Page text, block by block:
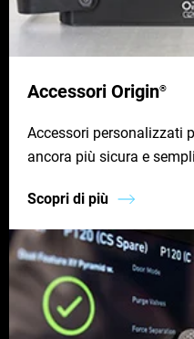
Accessori Origin®
Accessori personalizzati
ancora più sicura e
Scopri di più